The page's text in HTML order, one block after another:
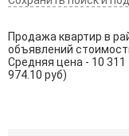
Продажа квартир в
объявлений
Средняя цена - 10 311
974.10 руб)